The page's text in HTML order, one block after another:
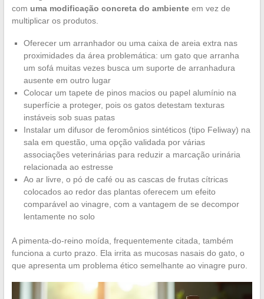
com uma modificação concreta do ambienteem vez de
multiplicar os produtos.
Oferecer um arranhador ou uma caixa de areia extra nas
proximidades da área problemática: um gato que arranha
um sofá muitas vezes busca um suporte de arranhadura
ausente em outro lugar
Colocar um tapete de pinos macios ou papel alumínio na
superfície a proteger, pois os gatos detestam texturas
instáveis sob suas patas
Instalar um difusor de feromônios sintéticos (tipo Feliway) na
sala em questão, uma opção validada por várias
associações veterinárias para reduzir a marcação urinária
relacionada ao estresse
Ao ar livre, o pó de café ou as cascas de frutas cítricas
colocados ao redor das plantas oferecem um efeito
comparável ao vinagre, com a vantagem de se decompor
lentamente no solo
A pimenta-do-reino moída, frequentemente citada, também
funciona a curto prazo. Ela irrita as mucosas nasais do gato, o
que apresenta um problema ético semelhante ao vinagre puro.